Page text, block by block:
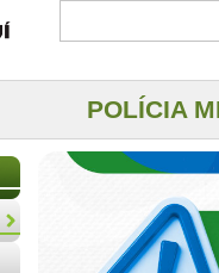
POLÍCIA